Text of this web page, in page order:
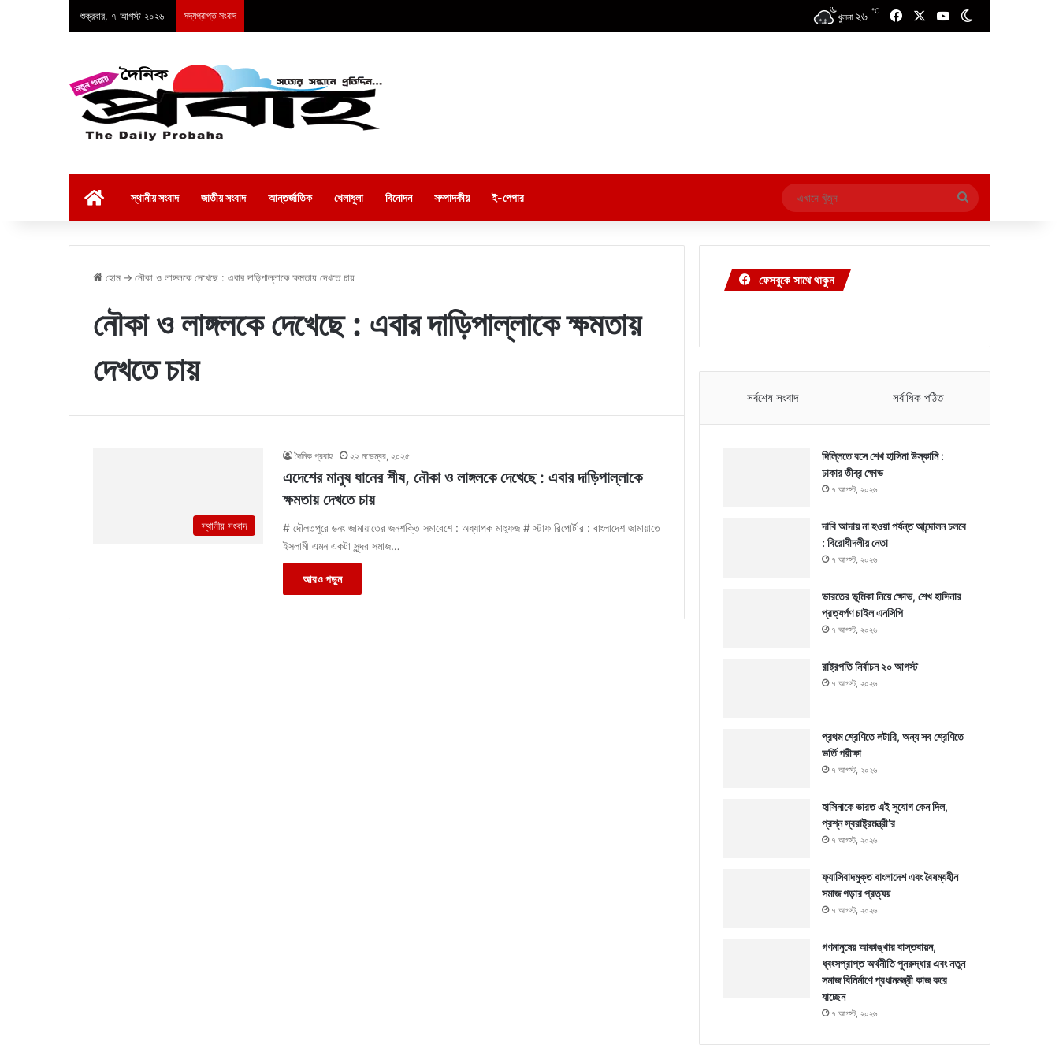
শুক্রবার, ৭ আগস্ট ২০২৬ সদ্যপ্রাপ্ত সংবাদ খুলনা ২৬ ℃ FacebookYouTube
স্থানীয় সংবাদ জাতীয় সংবাদ আন্তর্জাতিক খেলাধুলা বিনোদন সম্পাদকীয় ই-পেপার
এখানে
খুঁজুন
হোম → নৌকা ও লাঙ্গলকে দেখেছে : এবার দাড়িপাল্লাকে ক্ষমতায় দেখতে চায়
নৌকা ও লাঙ্গলকে দেখেছে : এবার দাড়িপাল্লাকে ক্ষমতায়
দেখতে চায়
স্থানীয় সংবাদ
দৈনিক প্রবাহ ২২ নভেম্বর, ২০২৫
এদেশের মানুষ ধানের শীষ, নৌকা ও লাঙ্গলকে দেখেছে : এবার দাড়িপাল্লাকে
ক্ষমতায় দেখতে চায়
# দৌলতপুরে ৬নং জামায়াতের জনশক্তি সমাবেশে : অধ্যাপক মাহ্ফুজ # স্টাফ রিপোর্টার : বাংলাদেশ জামায়াতে
ইসলামী এমন একটা সুন্দর সমাজ…
আরও পড়ুন
ফেসবুকে সাথে থাকুন
সর্বশেষ সংবাদ সর্বাধিক পঠিত
দিল্লিতে বসে শেখ হাসিনা উস্কানি :
ঢাকার তীব্র ক্ষোভ
৭ আগস্ট, ২০২৬
দাবি আদায় না হওয়া পর্যন্ত আন্দোলন চলবে
: বিরোধীদলীয় নেতা
৭ আগস্ট, ২০২৬
ভারতের ভূমিকা নিয়ে ক্ষোভ, শেখ হাসিনার
প্রত্যর্পণ চাইল এনসিপি
৭ আগস্ট, ২০২৬
রাষ্ট্রপতি নির্বাচন ২০ আগস্ট
৭ আগস্ট, ২০২৬
প্রথম শ্রেণিতে লটারি, অন্য সব শ্রেণিতে
ভর্তি পরীক্ষা
৭ আগস্ট, ২০২৬
হাসিনাকে ভারত এই সুযোগ কেন দিল,
প্রশ্ন স্বরাষ্ট্রমন্ত্রী’র
৭ আগস্ট, ২০২৬
ফ্যাসিবাদমুক্ত বাংলাদেশ এবং বৈষম্যহীন
সমাজ গড়ার প্রত্যয়
৭ আগস্ট, ২০২৬
গণমানুষের আকাঙ্খার বাস্তবায়ন,
ধ্বংসপ্রাপ্ত অর্থনীতি পুনরুদ্ধার এবং নতুন
সমাজ বিনির্মাণে প্রধানমন্ত্রী কাজ করে
যাচ্ছেন
৭ আগস্ট, ২০২৬